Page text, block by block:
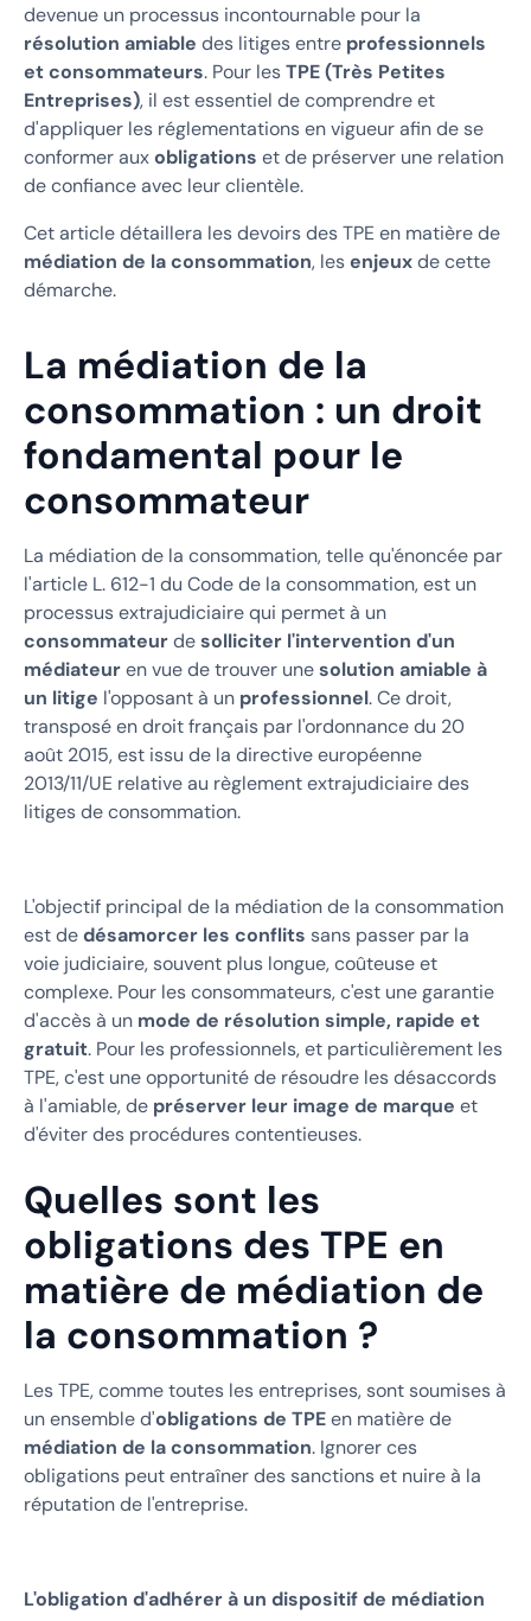
devenue un processus incontournable pour la
résolution amiable des litiges entre professionnels
et consommateurs. Pour lesTPE (Très Petites
Entreprises), il est essentiel de comprendre et
d'appliquer les réglementations en vigueur afin de se
conformer auxobligations et de préserver une relation
de confiance avec leur clientèle.
Cet article détaillera les devoirs des TPE en matière de
médiation de la consommation, lesenjeuxde cette
démarche.
La médiation de la
consommation : un droit
fondamental pour le
consommateur
La médiation de la consommation, telle qu'énoncée par
l'article L. 612-1 du Code de la consommation, est un
processus extrajudiciaire qui permet à un
consommateurdesolliciter l'intervention d'un
médiateuren vue de trouver unesolution amiable à
un litige l'opposant à un professionnel. Ce droit,
transposé en droit français par l'ordonnance du 20
août 2015, est issu de la directive européenne
2013/11/UE relative au règlement extrajudiciaire des
litiges de consommation.
L'objectif principal de la médiation de la consommation
est dedésamorcer les conflits sans passer par la
voie judiciaire, souvent plus longue, coûteuse et
complexe. Pour les consommateurs, c'est une garantie
d'accès à un mode de résolution simple, rapide et
gratuit. Pour les professionnels, et particulièrement les
TPE, c'est une opportunité de résoudre les désaccords
à l'amiable, de préserver leur image de marque et
d'éviter des procédures contentieuses.
Quelles sont les
obligations des TPE en
matière de médiation de
la consommation ?
Les TPE, comme toutes les entreprises, sont soumises à
un ensemble d'obligations de TPEen matière de
médiation de la consommation. Ignorer ces
obligations peut entraîner des sanctions et nuire à la
réputation de l'entreprise.
L'obligation d'adhérer à un dispositif de médiation